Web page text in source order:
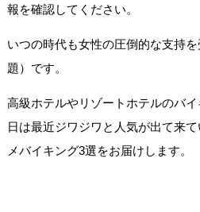
報を確認してください。
いつの時代も女性の圧倒的な支持
題）です。
高級ホテルやリゾートホテルのバ
日は最近ジワジワと人気が出て来
メバイキング3選をお届けします。